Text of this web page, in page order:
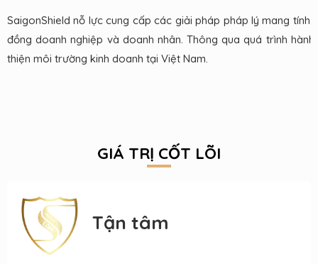
SaigonShield nỗ lực cung cấp các giải pháp pháp lý mang
đồng doanh nghiệp và doanh nhân. Thông qua quá trình
thiện môi trường kinh doanh tại Việt Nam.
GIÁ TRỊ CỐT LÕI
Tận tâm